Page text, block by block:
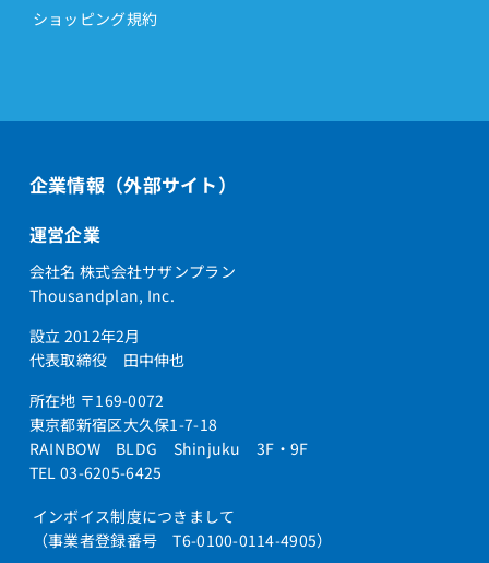
ショッピング規約
企業情報（外部サイト）
運営企業
会社名 株式会社サザンプラン
Thousandplan, Inc.
設立 2012年2月
代表取締役 田中伸也
所在地 〒169-0072
東京都新宿区大久保1-7-18
RAINBOW BLDG Shinjuku 3F・9F
TEL 03-6205-6425
インボイス制度につきまして
（事業者登録番号 T6-0100-0114-4905）